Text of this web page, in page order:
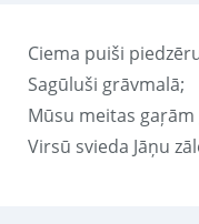
Ciema puiši
Sagūluši grāvmalā;
Mūsu meitas gaŗām
Virsū svieda Jāņu